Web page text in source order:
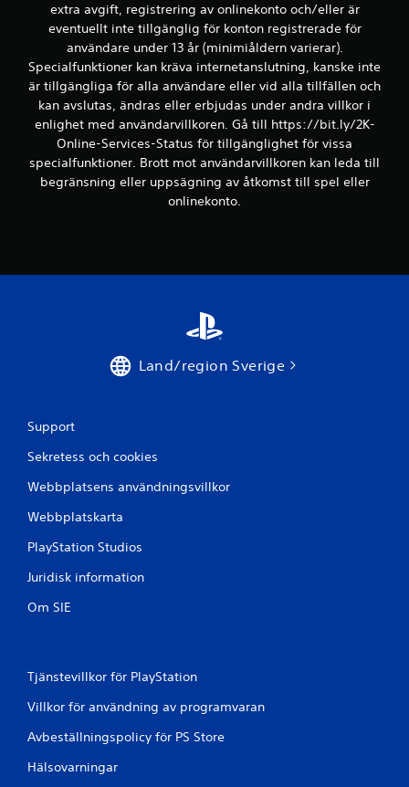
extra avgift, registrering av onlinekonto och/eller är
eventuellt inte tillgänglig för konton registrerade för
användare under 13 år (minimiåldern varierar).
Specialfunktioner kan kräva internetanslutning, kanske inte
är tillgängliga för alla användare eller vid alla tillfällen och
kan avslutas, ändras eller erbjudas under andra villkor i
enlighet med användarvillkoren. Gå till https://bit.ly/2K-
Online-Services-Status för tillgänglighet för vissa
specialfunktioner. Brott mot användarvillkoren kan leda till
begränsning eller uppsägning av åtkomst till spel eller
onlinekonto.
Land/region Sverige
Support
Sekretess och cookies
Webbplatsens användningsvillkor
Webbplatskarta
PlayStation Studios
Juridisk information
Om SIE
Tjänstevillkor för PlayStation
Villkor för användning av programvaran
Avbeställningspolicy för PS Store
Hälsovarningar